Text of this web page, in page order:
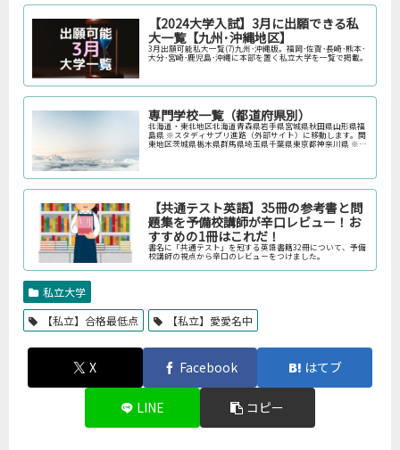
【2024大学入試】3月に出願できる私
大一覧【九州･沖縄地区】
3月出願可能私大一覧(7)九州･沖縄版。福岡･佐賀･長崎･熊本･
大分･宮崎･鹿児島･沖縄に本部を置く私立大学を一覧で掲載。
専門学校一覧（都道府県別）
北海道・東北地区北海道青森県岩手県宮城県秋田県山形県福
島県 ※スタディサプリ進路（外部サイト）に移動します。関
東地区茨城県栃木県群馬県埼玉県千葉県東京都神奈川県 ※ス
【共通テスト英語】35冊の参考書と問
題集を予備校講師が辛口レビュー！お
すすめの1冊はこれだ！
書名に「共通テスト」を冠する英語書籍32冊について、予備
校講師の視点から辛口のレビューをつけました。
私立大学
【私立】合格最低点
【私立】愛愛名中
X Facebook はてブ
LINE コピー